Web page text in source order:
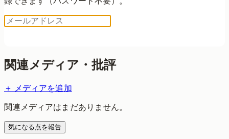
関連メディア・批評
＋ メディアを追加
関連メディアはまだありません。
気になる点を報告